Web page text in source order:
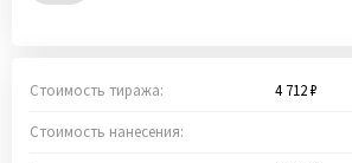
Стоимость тиража: 4 712 ₽
Стоимость нанесения: